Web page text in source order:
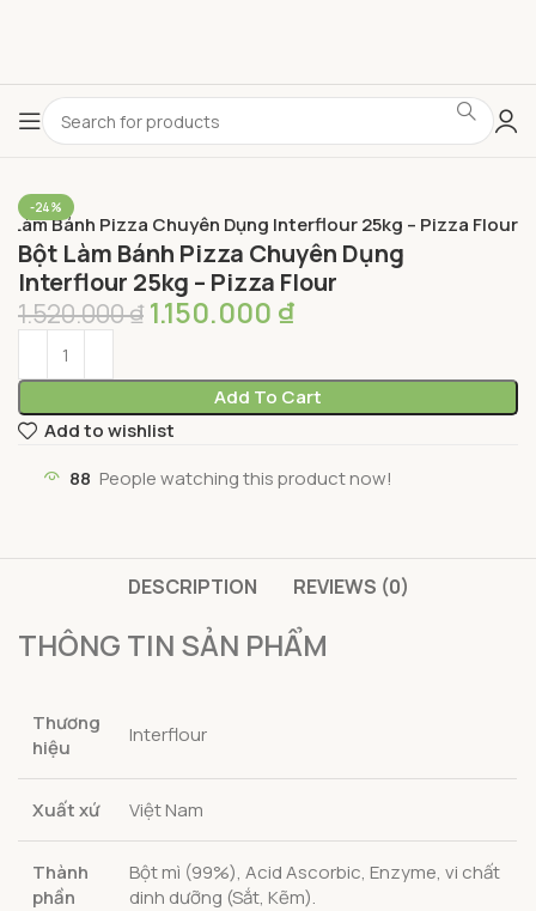
-24%
Làm Bánh Pizza Chuyên Dụng Interflour 25kg – Pizza Flour
Bột Làm Bánh Pizza Chuyên Dụng
Interflour 25kg – Pizza Flour
1.520.000₫ 1.150.000 ₫
Add To Cart
Add to wishlist
88 People watching this product now!
DESCRIPTION REVIEWS (0)
THÔNG TIN SẢN PHẨM
Thương
hiệu
Interflour
Xuất xứ Việt Nam
Thành
phần
Bột mì (99%), Acid Ascorbic, Enzyme, vi chất
dinh dưỡng (Sắt, Kẽm).